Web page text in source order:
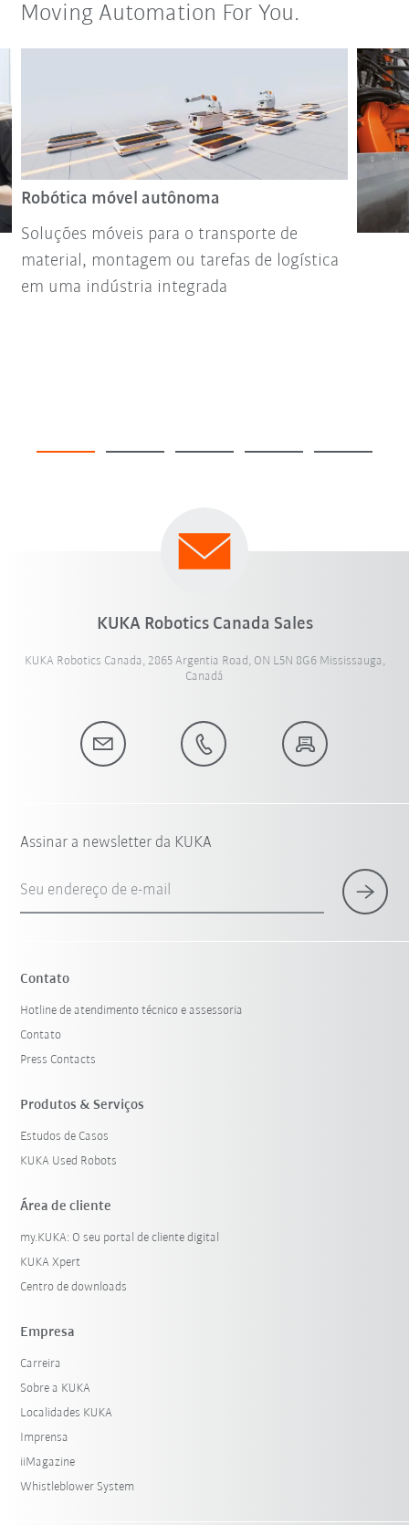
Moving Automation For You.
Robótica móvel autônoma
Soluções móveis para o transporte de
material, montagem ou tarefas de logística
em uma indústria integrada
KUKA Robotics Canada Sales
KUKA Robotics Canada, 2865 Argentia Road, ON L5N 8G6 Mississauga,
Canadá
Assinar a newsletter da KUKA
Seu endereço de e-mail
Contato
Hotline de atendimento técnico e assessoria
Contato
Press Contacts
Produtos & Serviços
Estudos de Casos
KUKA Used Robots
Área de cliente
my.KUKA: O seu portal de cliente digital
KUKA Xpert
Centro de downloads
Empresa
Carreira
Sobre a KUKA
Localidades KUKA
Imprensa
iiMagazine
Whistleblower System